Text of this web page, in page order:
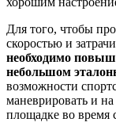
Для того, чтобы
скоростью и
необходимо
небольшом
возможности
маневрировать и
площадке во время